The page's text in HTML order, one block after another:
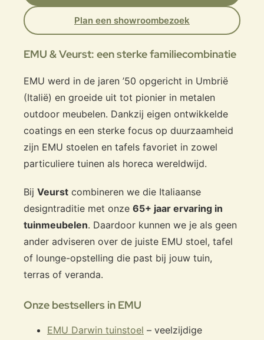
Plan een showroombezoek
EMU & Veurst: een sterke familiecombinatie
EMU werd in de jaren ’50 opgericht in Umbrië
(Italië) en groeide uit tot pionier in metalen
outdoor meubelen. Dankzij eigen ontwikkelde
coatings en een sterke focus op duurzaamheid
zijn EMU stoelen en tafels favoriet in zowel
particuliere tuinen als horeca wereldwijd.
Bij Veurst combineren we die Italiaanse
designtraditie met onze 65+ jaar ervaring in
tuinmeubelen. Daardoor kunnen we je als geen
ander adviseren over de juiste EMU stoel, tafel
of lounge-opstelling die past bij jouw tuin,
terras of veranda.
Onze bestsellers in EMU
EMU Darwin tuinstoel – veelzijdige